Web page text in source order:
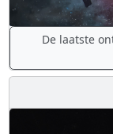
De laatste